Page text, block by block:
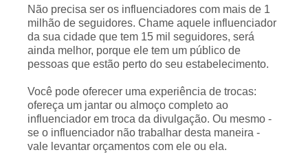
Não precisa ser os influenciadores com mais de 1
milhão de seguidores. Chame aquele influenciador
da sua cidade que tem 15 mil seguidores, será
ainda melhor, porque ele tem um público de
pessoas que estão perto do seu estabelecimento.
Você pode oferecer uma experiência de trocas:
ofereça um jantar ou almoço completo ao
influenciador em troca da divulgação. Ou mesmo -
se o influenciador não trabalhar desta maneira -
vale levantar orçamentos com ele ou ela.